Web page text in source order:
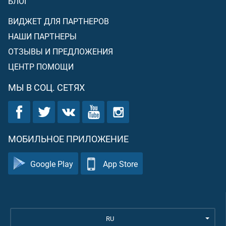
ВИДЖЕТ ДЛЯ ПАРТНЕРОВ
НАШИ ПАРТНЕРЫ
ОТЗЫВЫ И ПРЕДЛОЖЕНИЯ
ЦЕНТР ПОМОЩИ
МЫ В СОЦ. СЕТЯХ
МОБИЛЬНОЕ ПРИЛОЖЕНИЕ
Google Play App Store
RU